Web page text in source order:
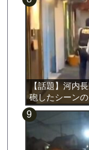
【話題】河内
砲したシーン
る。